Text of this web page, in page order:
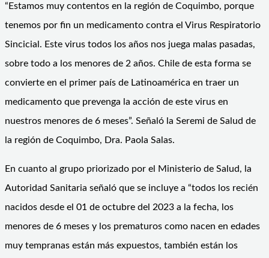
“Estamos muy contentos en la región de Coquimbo, porque
tenemos por fin un medicamento contra el Virus Respiratorio
Sincicial. Este virus todos los años nos juega malas pasadas,
sobre todo a los menores de 2 años. Chile de esta forma se
convierte en el primer país de Latinoamérica en traer un
medicamento que prevenga la acción de este virus en
nuestros menores de 6 meses”. Señaló la Seremi de Salud de
la región de Coquimbo, Dra. Paola Salas.
En cuanto al grupo priorizado por el Ministerio de Salud, la
Autoridad Sanitaria señaló que se incluye a “todos los recién
nacidos desde el 01 de octubre del 2023 a la fecha, los
menores de 6 meses y los prematuros como nacen en edades
muy tempranas están más expuestos, también están los